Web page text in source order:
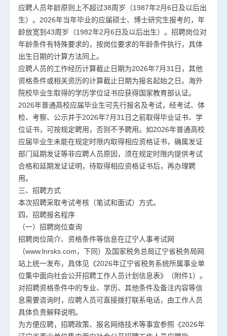
应聘人员年龄原则上不超过38周岁（1987年2月6日及以后出
生）。2026年当年毕业的应届硕士、博士研究生报考的，年
龄放宽到43周岁（1982年2月6日及以后出生）。招聘岗位对
年龄条件有特殊要求的，按岗位要求的年龄条件执行，具体
出生日期的计算方法同上。
应聘人员的工作经历计算截止日期为2026年7月31日，其他
资格条件或相关资历的计算截止日期为报名起始之日。海外
院校毕业生取得的学历学位证书应获得国家教育部认证。
2026年普通高校应届毕业生可先行报名及考试，经考试、体
检、考察、公示并于2026年7月31日之前取得毕业证书、学
位证书，可按规定聘用，否则不予聘用。如2026年普通高校
应届毕业生未能在规定时限内取得相应资格证书，确属发证
部门延期发证等非应聘人员原因，须在规定时限内提供考试
合格和延期发证证明，待取得相应资格证书后，再办理聘
用。
三、招聘方式
本次招聘采取考试考核（笔试和面试）方式。
四、招聘报名程序
（一）招聘岗位查询
招聘岗位简介、资格条件等信息在辽宁人事考试网
（www.lnrsks.com，下同）及国家税务总局辽宁省税务局网
站上统一发布，具体见《2026年辽宁省税务系统所属事业单
位集中面向社会公开招聘工作人员计划信息表》（附件1）。
对招聘资格条件中的专业、学历、其他条件及备注内容等信
息需要咨询时，应聘人员可直接拨打联系电话，由工作人员
具体负责解释说明。
为方便应聘，招聘政策、报名网络技术等事宜参照《2026年